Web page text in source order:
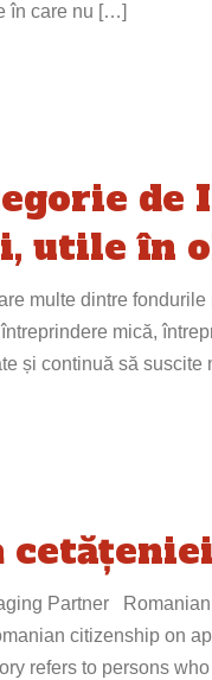
în care nu […]
utile în
multe dintre
mică,
și continuă să
Partner
citizenship on
refers to persons